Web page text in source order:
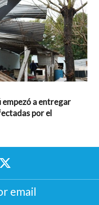
empezó a entregar
por el
email